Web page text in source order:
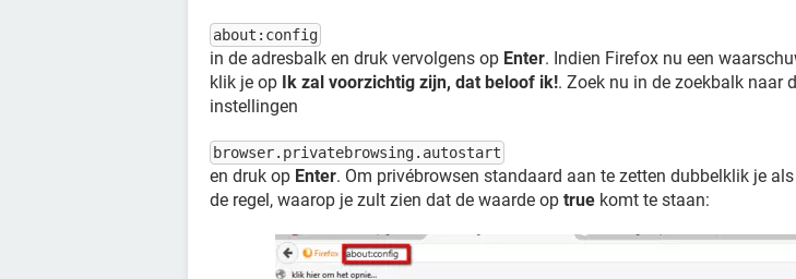
about:config
in de adresbalk en druk vervolgens op Enter. Indien Firefox nu een
klik je op Ik zal voorzichtig zijn, dat beloof ik!. Zoek nu in de zoekbalk naar
instellingen
browser.privatebrowsing.autostart
en druk op Enter. Om privébrowsen standaard aan te zetten dubbelklik je
de regel, waarop je zult zien dat de waarde op true komt te staan: